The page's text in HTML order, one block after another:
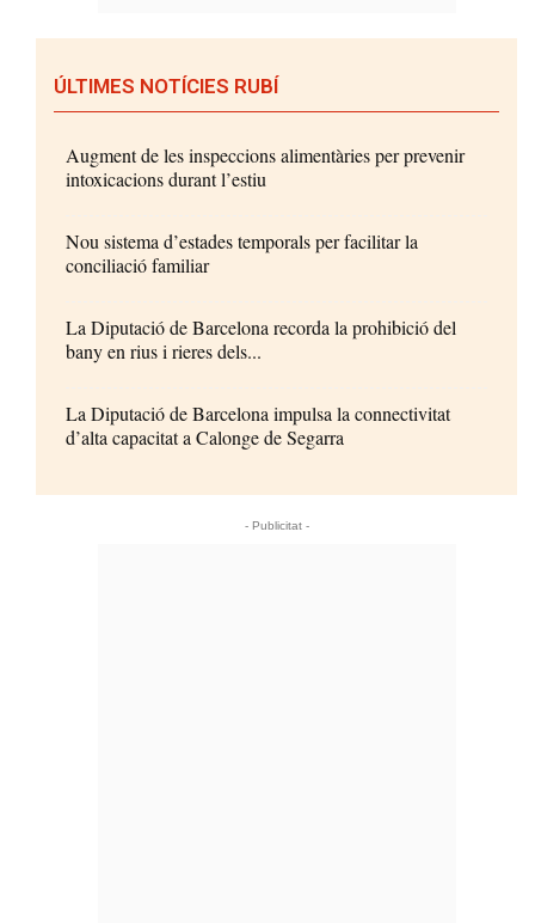
ÚLTIMES NOTÍCIES RUBÍ
Augment de les inspeccions alimentàries per prevenir
intoxicacions durant l’estiu
Nou sistema d’estades temporals per facilitar la
conciliació familiar
La Diputació de Barcelona recorda la prohibició del
bany en rius i rieres dels...
La Diputació de Barcelona impulsa la connectivitat
d’alta capacitat a Calonge de Segarra
- Publicitat -